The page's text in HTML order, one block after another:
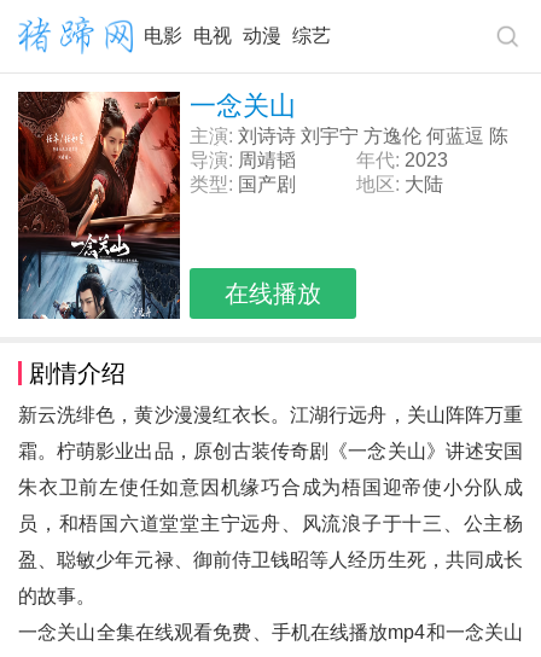
电影 电视 动漫 综艺
一念关山
主演: 刘诗诗 刘宇宁 方逸伦 何蓝逗 陈
昊宇
导演: 周靖韬 年代: 2023
类型: 国产剧 地区: 大陆
在线播放
剧情介绍
新云洗绯色，黄沙漫漫红衣长。江湖行远舟，关山阵阵万重
霜。柠萌影业出品，原创古装传奇剧《一念关山》讲述安国
朱衣卫前左使任如意因机缘巧合成为梧国迎帝使小分队成
员，和梧国六道堂堂主宁远舟、风流浪子于十三、公主杨
盈、聪敏少年元禄、御前侍卫钱昭等人经历生死，共同成长
的故事。
一念关山全集在线观看免费、手机在线播放mp4和一念关山